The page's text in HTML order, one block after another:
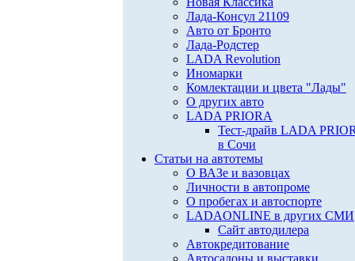
Лада-Консул 21109
Авто от Бронто
Лада-Родстер
LADA Revolution
Иномарки
Комлектации и цвета "Лады"
О других авто
LADA PRIORA
Тест-драйв LADA
в Сочи
Статьи на автотемы
О ВАЗе и вазовцах
Личности в автопроме
О пробегах и автоспорте
LADAONLINE в других СМИ
Сайт автодилера
Автокредитование
Автосалоны и выставки